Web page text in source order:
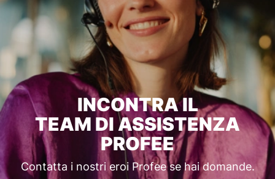
INCONTRA IL
TEAM DI ASSISTENZA
PROFEE
Contatta i nostri eroi Profee se hai domande.